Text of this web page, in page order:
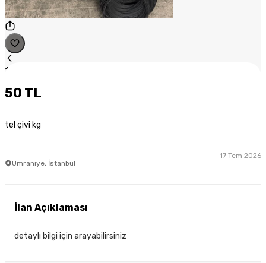
1
50 TL
tel çivi kg
Ümraniye, İstanbul
17 Tem 2026
İlan Açıklaması
detaylı bilgi için arayabilirsiniz